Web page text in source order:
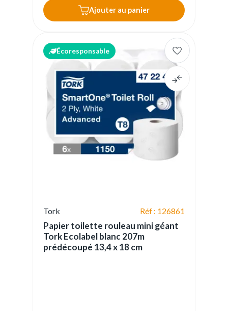
Ajouter au panier
Écoresponsable
Tork Réf : 126861
Papier toilette rouleau mini géant
Tork Ecolabel blanc 207m
prédécoupé 13,4 x 18 cm